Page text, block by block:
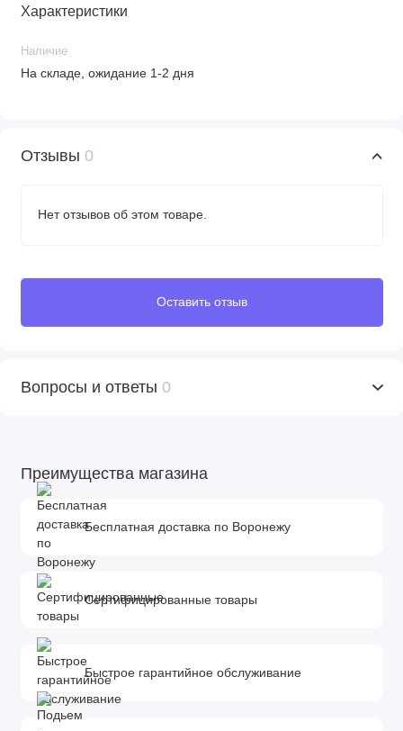
Характеристики
Наличие
На складе, ожидание 1-2 дня
Отзывы 0
Нет отзывов об этом товаре.
Оставить отзыв
Вопросы и ответы 0
Преимущества магазина
Бесплатная доставка по Воронежу
Сертифицированные товары
Быстрое гарантийное обслуживание